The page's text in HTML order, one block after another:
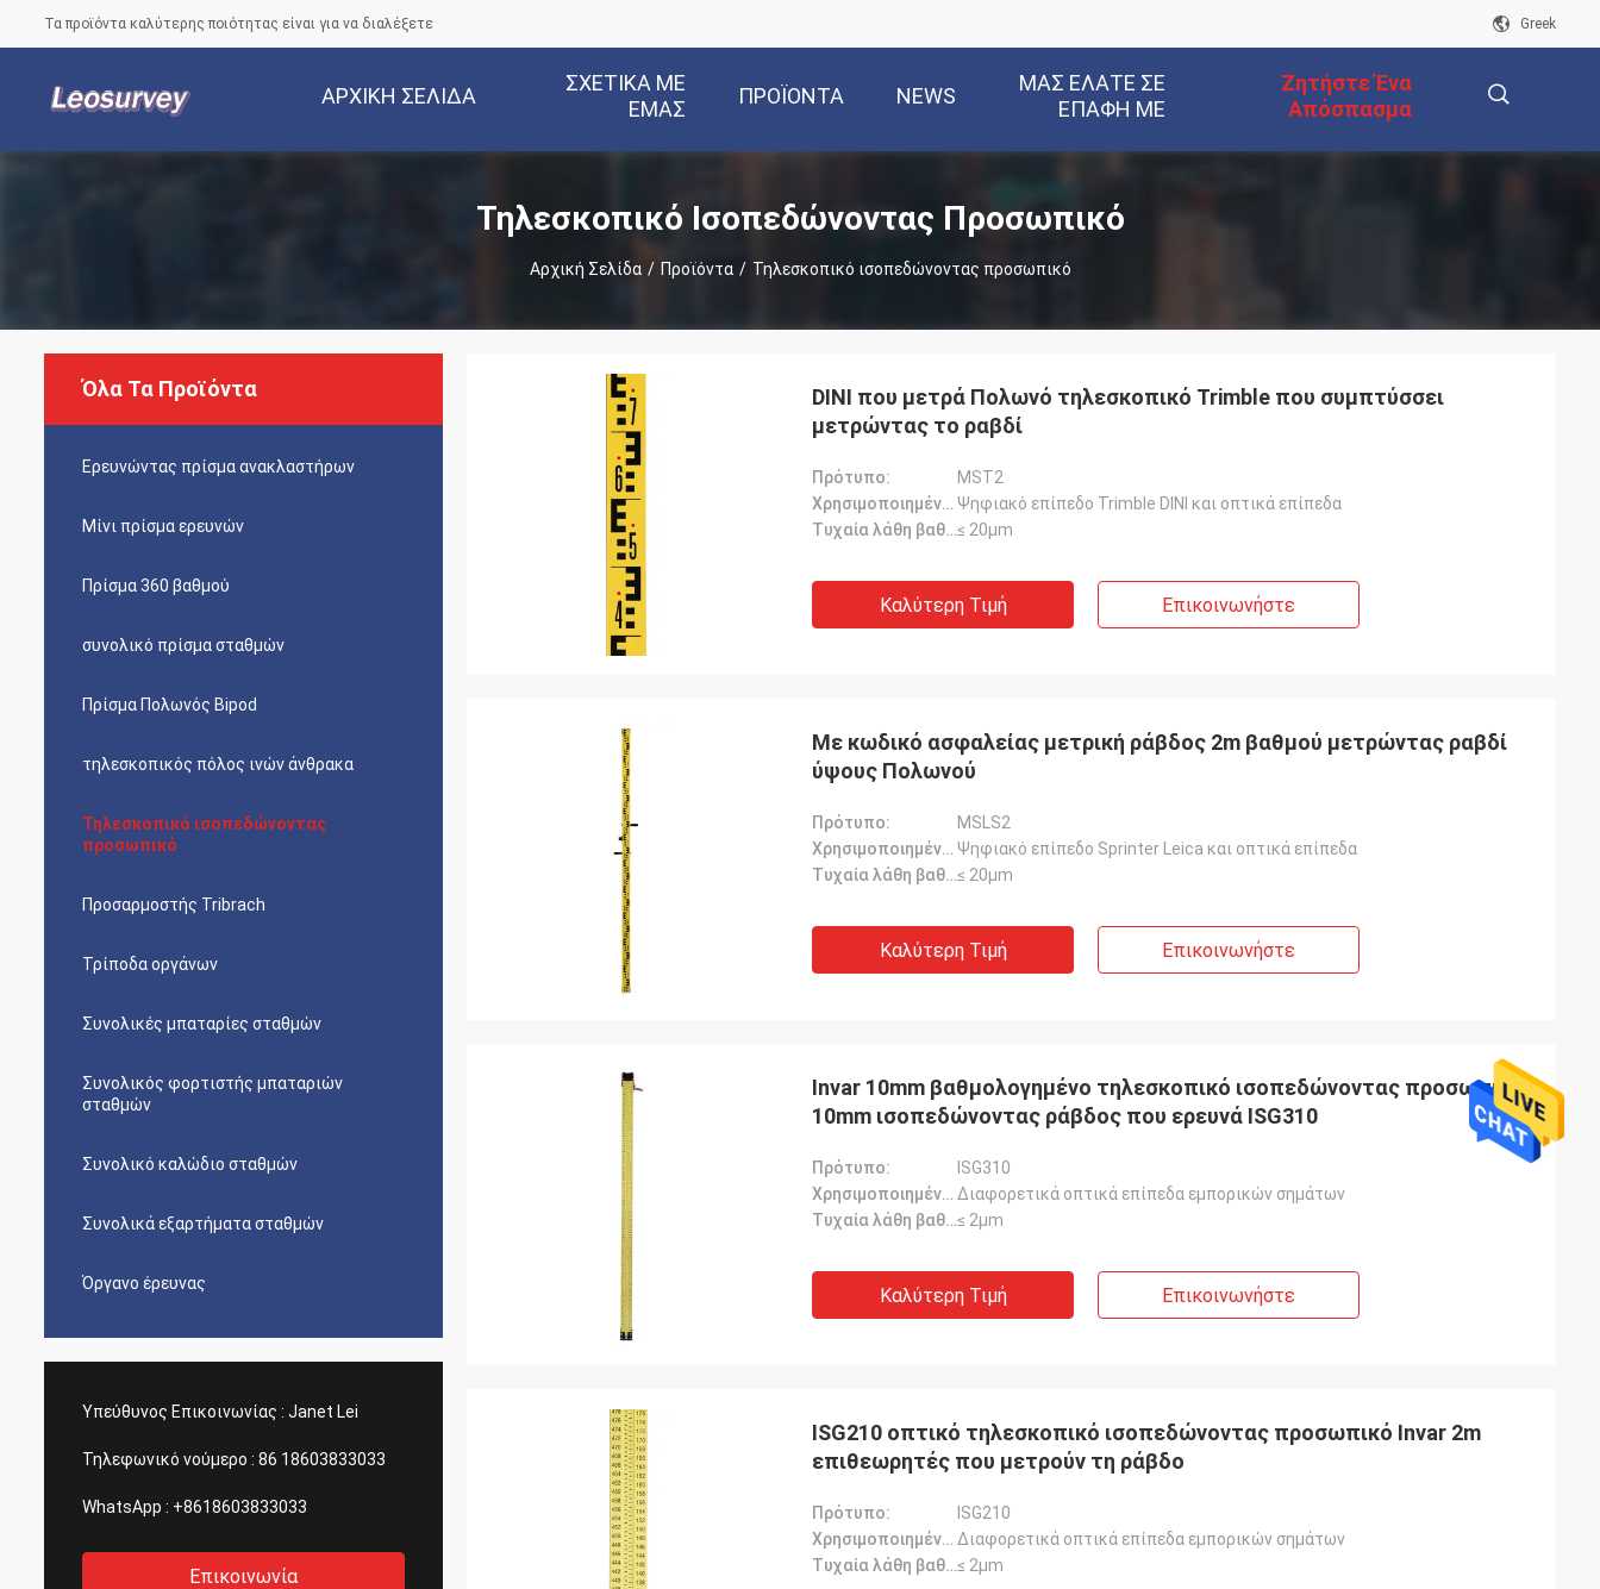
Τα προϊόντα καλύτερης ποιότητας είναι για να διαλέξετε Greek
ΑΡΧΙΚΉ ΣΕΛΊΔΑ
ΣΧΕΤΙΚΆ ΜΕ
ΕΜΆΣ
ΠΡΟΪΌΝΤΑ NEWS
ΜΑΣ ΕΛΆΤΕ ΣΕ
ΕΠΑΦΉ ΜΕ
Ζητήστε Ένα
Απόσπασμα
Τηλεσκοπικό Ισοπεδώνοντας Προσωπικό
Αρχική Σελίδα / Προϊόντα / Τηλεσκοπικό ισοπεδώνοντας προσωπικό
Όλα Τα Προϊόντα
Ερευνώντας πρίσμα ανακλαστήρων
Μίνι πρίσμα ερευνών
Πρίσμα 360 βαθμού
συνολικό πρίσμα σταθμών
Πρίσμα Πολωνός Bipod
τηλεσκοπικός πόλος ινών άνθρακα
Τηλεσκοπικό ισοπεδώνοντας
προσωπικό
Προσαρμοστής Tribrach
Τρίποδα οργάνων
Συνολικές μπαταρίες σταθμών
Συνολικός φορτιστής μπαταριών
σταθμών
Συνολικό καλώδιο σταθμών
Συνολικά εξαρτήματα σταθμών
Όργανο έρευνας
Υπεύθυνος Επικοινωνίας : Janet Lei
Τηλεφωνικό νούμερο : 86 18603833033
WhatsApp : +8618603833033
Επικοινωνία
DINI που μετρά Πολωνό τηλεσκοπικό Trimble που συμπτύσσει
μετρώντας το ραβδί
Πρότυπο:
MST2
Χρησιμοποιημένος για: Ψηφιακό επίπεδο Trimble DINI και οπτικά επίπεδα
Τυχαία λάθη βαθμολόγησης::≤ 20μm
Καλύτερη Τιμή Επικοινωνήστε
Με κωδικό ασφαλείας μετρική ράβδος 2m βαθμού μετρώντας ραβδί
ύψους Πολωνού
Πρότυπο:
MSLS2
Χρησιμοποιημένος για: Ψηφιακό επίπεδο Sprinter Leica και οπτικά επίπεδα
Τυχαία λάθη βαθμολόγησης::≤ 20μm
Καλύτερη Τιμή Επικοινωνήστε
Invar 10mm βαθμολογημένο τηλεσκοπικό ισοπεδώνοντας προσωπικό
10mm ισοπεδώνοντας ράβδος που ερευνά ISG310
Πρότυπο:
ISG310
Χρησιμοποιημένος για: Διαφορετικά οπτικά επίπεδα εμπορικών σημάτων
Τυχαία λάθη βαθμολόγησης::≤ 2μm
Καλύτερη Τιμή Επικοινωνήστε
ISG210 οπτικό τηλεσκοπικό ισοπεδώνοντας προσωπικό Invar 2m
επιθεωρητές που μετρούν τη ράβδο
Πρότυπο:
ISG210
Χρησιμοποιημένος για: Διαφορετικά οπτικά επίπεδα εμπορικών σημάτων
Τυχαία λάθη βαθμολόγησης::≤ 2μm